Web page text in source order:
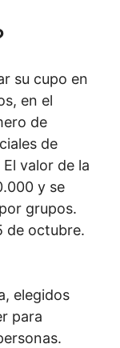
su cupo en
en el
de
de
valor de la
y se
grupos.
de octubre.
elegidos
para